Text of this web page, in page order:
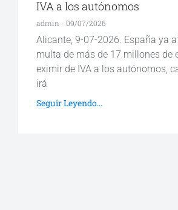
IVA a los autónomos
admin 09/07/2026
Alicante, 9-07-2026. España ya
multa de más de 17 millones de
eximir de IVA a los autónomos,
irá
Seguir Leyendo...